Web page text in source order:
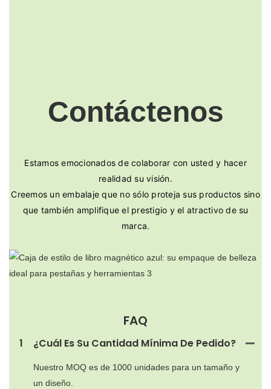
Contáctenos
Estamos emocionados de colaborar con usted y hacer
realidad su visión.
Creemos un embalaje que no sólo proteja sus productos sino
que también amplifique el prestigio y el atractivo de su
marca.
FAQ
1 ¿Cuál Es Su Cantidad Mínima De Pedido?
Nuestro MOQ es de 1000 unidades para un tamaño y
un diseño.